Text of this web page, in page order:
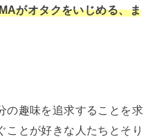
がオタクをいじめる、ま
の趣味を追求することを求
ことが好きな人たちとそり